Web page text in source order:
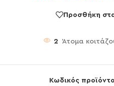
Προσθήκη
2 Άτομα
Κωδικός